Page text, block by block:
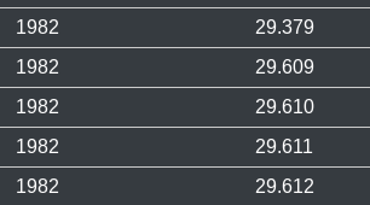
1982
29.379
1982
29.609
1982
29.610
1982
29.611
1982
29.612